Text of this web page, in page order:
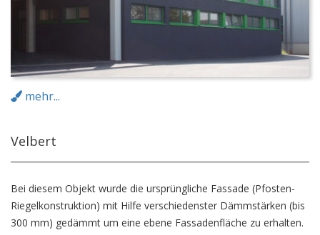
mehr...
Velbert
Bei diesem Objekt wurde die ursprüngliche Fassade (Pfosten-
Riegelkonstruktion) mit Hilfe verschiedenster Dämmstärken (bis
300 mm) gedämmt um eine ebene Fassadenfläche zu erhalten.